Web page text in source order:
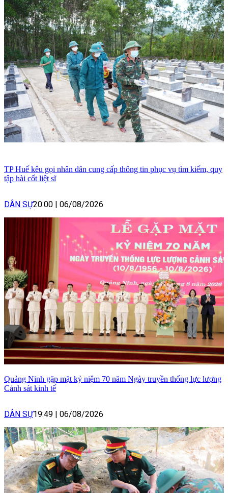
TP Huế kêu gọi nhân dân cung cấp thông tin phục vụ tìm kiếm, quy
tập hài cốt liệt sĩ
DÂN SỰ20:00 06/08/2026
Quảng Ninh gặp mặt kỷ niệm 70 năm Ngày truyền thống lực lượng
Cảnh sát kinh tế
DÂN SỰ19:49 06/08/2026